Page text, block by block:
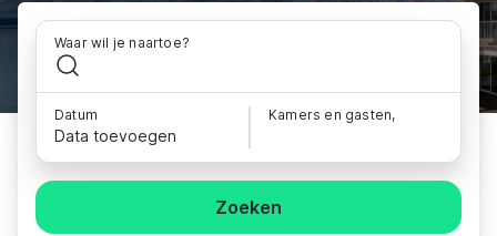
Waar wil je naartoe?
Datum
Data toevoegen
Kamers en gasten,
Zoeken